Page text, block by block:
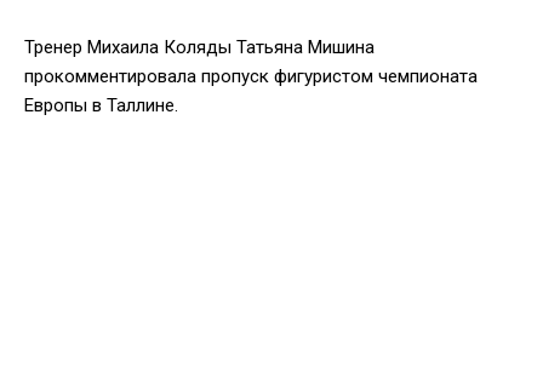
Тренер Михаила Коляды Татьяна Мишина
прокомментировала пропуск фигуристом чемпионата
Европы в Таллине.